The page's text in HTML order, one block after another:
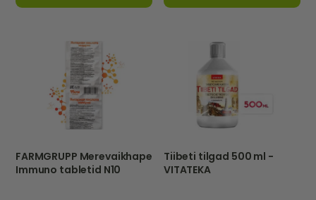
FARMGRUPP Merevaikhape
Immuno tabletid N10
Tiibeti tilgad 500 ml -
VITATEKA